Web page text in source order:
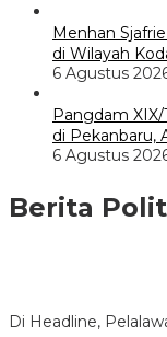
Menhan
di Wilayah
6 Agustus
Pangdam
di Pekanbaru,
6 Agustus
Berita
Di Headline,